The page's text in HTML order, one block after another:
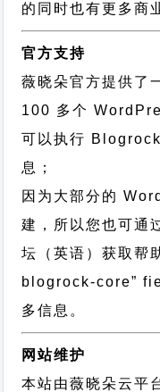
的同时也有更多商
官方支持
薇晓朵官方提供了
100 多个
可以执行
息；
因为大部分的
建，所以您也可通
坛
（英语）获取
blogrock-core”
多信息。
网站维护
本站由薇晓朵云平